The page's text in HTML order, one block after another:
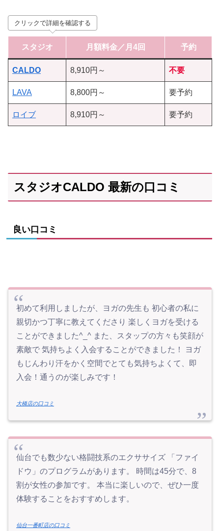
クリックで詳細を確認する
スタジオ 月額料金／月4回 予約
CALDO 8,910円～ 不要
LAVA 8,800円～ 要予約
ロイブ 8,910円～ 要予約
スタジオCALDO 最新の口コミ
良い口コミ
初めて利用しましたが、ヨガの先生も 初心者の私に
親切かつ丁寧に教えてくださり 楽しくヨガを受ける
ことができました^_^ また、スタップの方々も笑顔が
素敵で 気持ちよく入会することができました！ ヨガ
もじんわり汗をかく空間でとても気持ちよくて、即
入会！通うのが楽しみです！
大橋店の口コミ
仙台でも数少ない格闘技系のエクササイズ 「ファイ
ドウ」のプログラムがあります。 時間は45分で、8
割が女性の参加です。 本当に楽しいので、ぜひ一度
体験することをおすすめします。
仙台一番町店の口コミ